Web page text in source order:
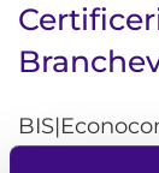
14001 én